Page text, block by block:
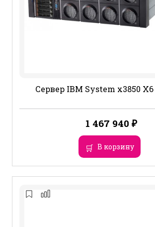
Сервер IBM System x3850 X6
1 467 940 ₽
В корзину